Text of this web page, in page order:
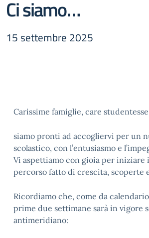
Ci siamo…
15 settembre 2025
Carissime famiglie, care
siamo pronti ad accogliervi per un
scolastico, con l’entusiasmo e
Vi aspettiamo con gioia per iniziare
percorso fatto di crescita, scoperte
Ricordiamo che, come da
prime due settimane sarà in vigore
antimeridiano: